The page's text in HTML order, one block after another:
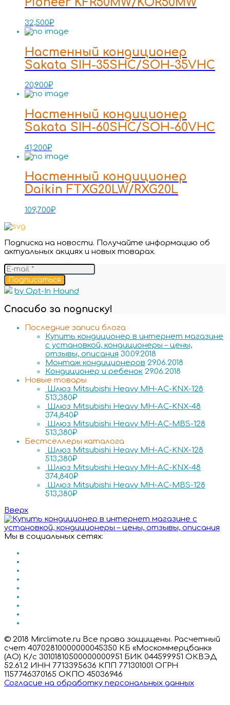
32,500₽
Настенный кондиционер
Sakata SIH-35SHC/SOH-35VHC
20,900₽
Настенный кондиционер
Sakata SIH-60SHC/SOH-60VHC
41,200₽
Настенный кондиционер
Daikin FTXG20LW/RXG20L
109,700₽
Подписка на новости. Получайте информацию об
актуальных акциях и новых товарах.
Подписаться
by Opt-In Hound
Спасибо за подписку!
Последние записи блога
Купить кондиционер в интернет магазине
с установкой, кондиционеры – цены,
отзывы, описания 30.09.2018
Монтаж кондиционеров 29.06.2018
Кондиционер и ребенок 29.06.2018
Новые товары
Шлюз Mitsubishi Heavy MH-AC-KNX-128
513,380₽
Шлюз Mitsubishi Heavy MH-AC-KNX-48
374,840₽
Шлюз Mitsubishi Heavy MH-AC-MBS-128
513,380₽
Бестселлеры каталога
Шлюз Mitsubishi Heavy MH-AC-KNX-128
513,380₽
Шлюз Mitsubishi Heavy MH-AC-KNX-48
374,840₽
Шлюз Mitsubishi Heavy MH-AC-MBS-128
513,380₽
Вверх
Мы в социальных сетях:
© 2018 Mirclimate.ru Все права защищены. Расчетный
счет 40702810000000045350 КБ «Москоммерцбанк»
(АО) К/с 30101810500000000951 БИК 044599951 ОКВЭД
52.61.2 ИНН 7713395636 КПП 771301001 ОГРН
1157746370165 ОКПО 45036946
Согласие на обработку персональных данных